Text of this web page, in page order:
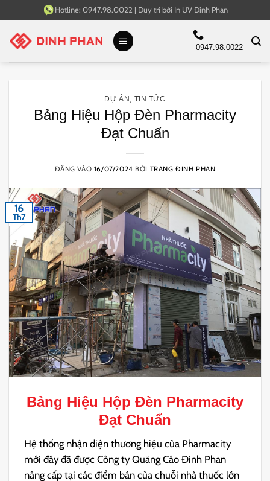
qua
nội
Hotline: 0947.98.0022 | Duy trì bởi In UV Đinh Phan
0947.98.0022
DỰ ÁN TIN TỨC
Bảng Hiệu Hộp Đèn Pharmacity
Đạt Chuẩn
ĐĂNG VÀO 16/07/2024 BỞI TRANG ĐINH PHAN
16
Th7
Bảng Hiệu Hộp Đèn Pharmacity
Đạt Chuẩn
Hệ thống nhận diện thương hiệu của Pharmacity
mới đây đã được Công ty Quảng Cáo Đinh Phan
nâng cấp tại các điểm bán của chuỗi nhà thuốc lớn